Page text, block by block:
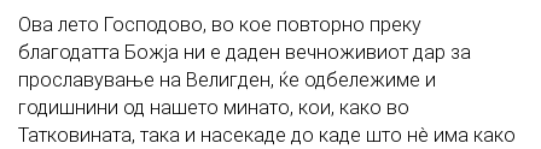
Ова лето Господово, во кое повторно преку
благодатта Божја ни е даден вечноживиот дар за
прославување на Велигден, ќе одбележиме и
годишнини од нашето минато, кои, како во
Татковината, така и насекаде до каде што нè има како